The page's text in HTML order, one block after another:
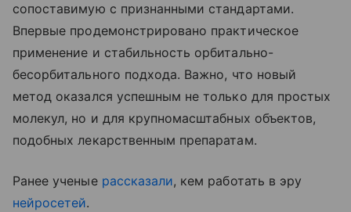
сопоставимую с признанными стандартами.
Впервые продемонстрировано практическое
применение и стабильность орбитально-
бесорбитального подхода. Важно, что новый
метод оказался успешным не только для простых
молекул, но и для крупномасштабных объектов,
подобных лекарственным препаратам.
Ранее ученые рассказали, кем работать в эру
нейросетей.